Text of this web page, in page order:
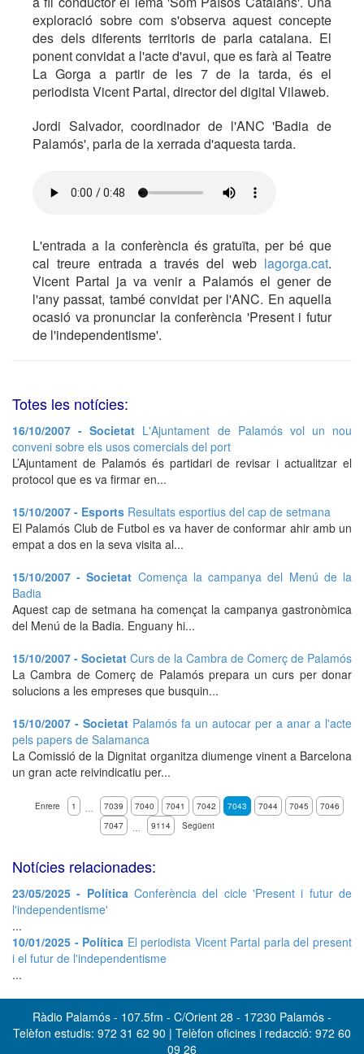
exploració sobre com s'observa aquest concepte
des dels diferents territoris de parla catalana. El
ponent convidat a l'acte d'avui, que es farà al Teatre
La Gorga a partir de les 7 de la tarda, és el
periodista Vicent Partal, director del digital Vilaweb.
Jordi Salvador, coordinador de l'ANC 'Badia de
Palamós', parla de la xerrada d'aquesta tarda.
L'entrada a la conferència és gratuïta, per bé que
cal treure entrada a través del web lagorga.cat.
Vicent Partal ja va venir a Palamós el gener de
l'any passat, també convidat per l'ANC. En aquella
ocasió va pronunciar la conferència 'Present i futur
de l'independentisme'.
Totes les notícies:
16/10/2007 - Societat L'Ajuntament de Palamós vol un nou
conveni sobre els usos comercials del port
L’Ajuntament de Palamós és partidari de revisar i actualitzar el
protocol que es va firmar en...
15/10/2007 - Esports Resultats esportius del cap de setmana
El Palamós Club de Futbol es va haver de conformar ahir amb un
empat a dos en la seva visita al...
15/10/2007 - Societat Comença la campanya del Menú de la
Badia
Aquest cap de setmana ha començat la campanya gastronòmica
del Menú de la Badia. Enguany hi...
15/10/2007 - Societat Curs de la Cambra de Comerç de Palamós
La Cambra de Comerç de Palamós prepara un curs per donar
solucions a les empreses que busquin...
15/10/2007 - Societat Palamós fa un autocar per a anar a l'acte
pels papers de Salamanca
La Comissió de la Dignitat organitza diumenge vinent a Barcelona
un gran acte reivindicatiu per...
Enrere 1 … 7039 7040 7041 7042 7043 7044 7045
7046
7047
… 9114 Següent
Notícies relacionades:
23/05/2025 - PolíticaConferència del cicle 'Present i futur de
l'independentisme'
...
10/01/2025 - Política El periodista Vicent Partal parla del present
i el futur de l'independentisme
...
Ràdio Palamós - 107.5fm - C/Orient 28 - 17230 Palamós -
Telèfon estudis: 972 31 62 90 | Telèfon oficines i redacció: 972 60
09 26